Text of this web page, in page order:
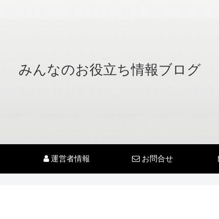
みんなのお役立ち情報ブログ
運営者情報 お問合せ